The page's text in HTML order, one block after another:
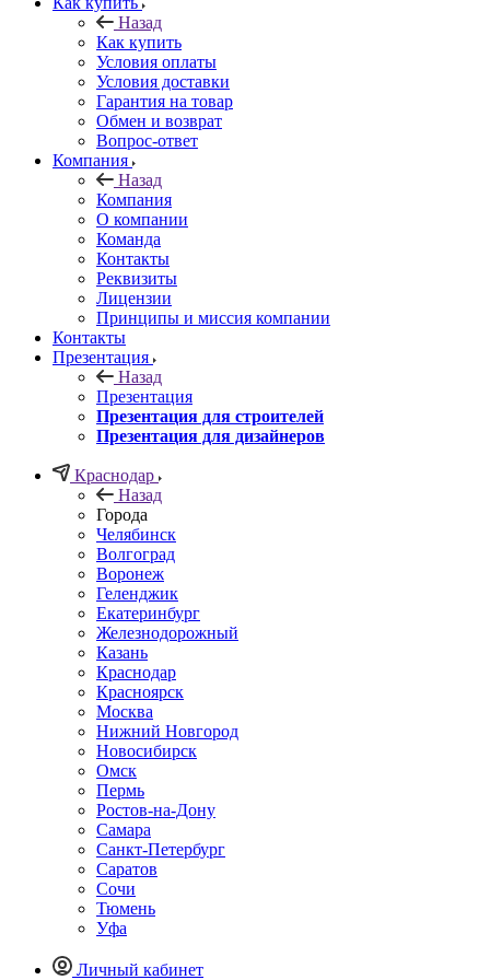
Назад
Как купить
Условия оплаты
Условия доставки
Гарантия на товар
Обмен и возврат
Вопрос-ответ
Компания
Назад
Компания
О компании
Команда
Контакты
Реквизиты
Лицензии
Принципы и миссия компании
Контакты
Презентация
Назад
Презентация
Презентация для строителей
Презентация для дизайнеров
Краснодар
Назад
Города
Челябинск
Волгоград
Воронеж
Геленджик
Екатеринбург
Железнодорожный
Казань
Краснодар
Красноярск
Москва
Нижний Новгород
Новосибирск
Омск
Пермь
Ростов-на-Дону
Самара
Санкт-Петербург
Саратов
Сочи
Тюмень
Уфа
Личный кабинет